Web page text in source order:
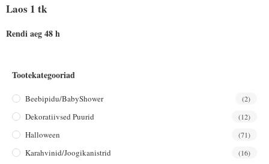
Laos 1 tk
Rendi aeg 48 h
Tootekategooriad
Beebipidu/BabyShower (2)
Dekoratiivsed Puurid (12)
Halloween (71)
Karahvinid/joogikanistrid (16)